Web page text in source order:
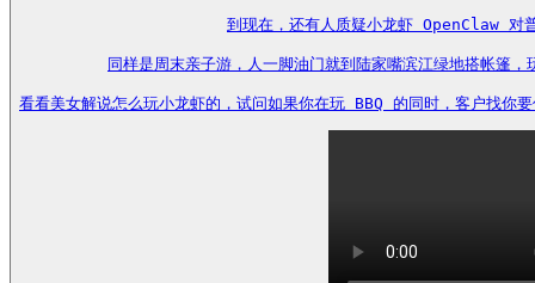
到现在，还有人质疑小龙虾 OpenClaw 对
同样是周末亲子游，人一脚油门就到陆家嘴滨江绿地搭帐篷
看看美女解说怎么玩小龙虾的，试问如果你在玩 BBQ 的同时，客户